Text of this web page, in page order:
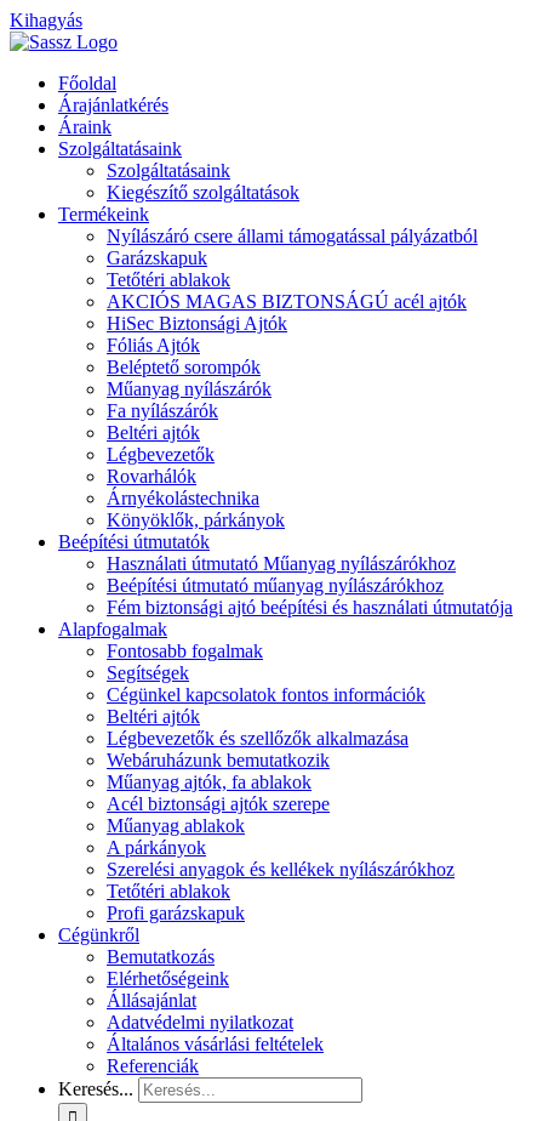
Kihagyás
Főoldal
Árajánlatkérés
Áraink
Szolgáltatásaink
Szolgáltatásaink
Kiegészítő szolgáltatások
Termékeink
Nyílászáró csere állami támogatással pályázatból
Garázskapuk
Tetőtéri ablakok
AKCIÓS MAGAS BIZTONSÁGÚ acél ajtók
HiSec Biztonsági Ajtók
Fóliás Ajtók
Beléptető sorompók
Műanyag nyílászárók
Fa nyílászárók
Beltéri ajtók
Légbevezetők
Rovarhálók
Árnyékolástechnika
Könyöklők, párkányok
Beépítési útmutatók
Használati útmutató Műanyag nyílászárókhoz
Beépítési útmutató műanyag nyílászárókhoz
Fém biztonsági ajtó beépítési és használati útmutatója
Alapfogalmak
Fontosabb fogalmak
Segítségek
Cégünkel kapcsolatok fontos információk
Beltéri ajtók
Légbevezetők és szellőzők alkalmazása
Webáruházunk bemutatkozik
Műanyag ajtók, fa ablakok
Acél biztonsági ajtók szerepe
Műanyag ablakok
A párkányok
Szerelési anyagok és kellékek nyílászárókhoz
Tetőtéri ablakok
Profi garázskapuk
Cégünkről
Bemutatkozás
Elérhetőségeink
Állásajánlat
Adatvédelmi nyilatkozat
Általános vásárlási feltételek
Referenciák
Keresés...